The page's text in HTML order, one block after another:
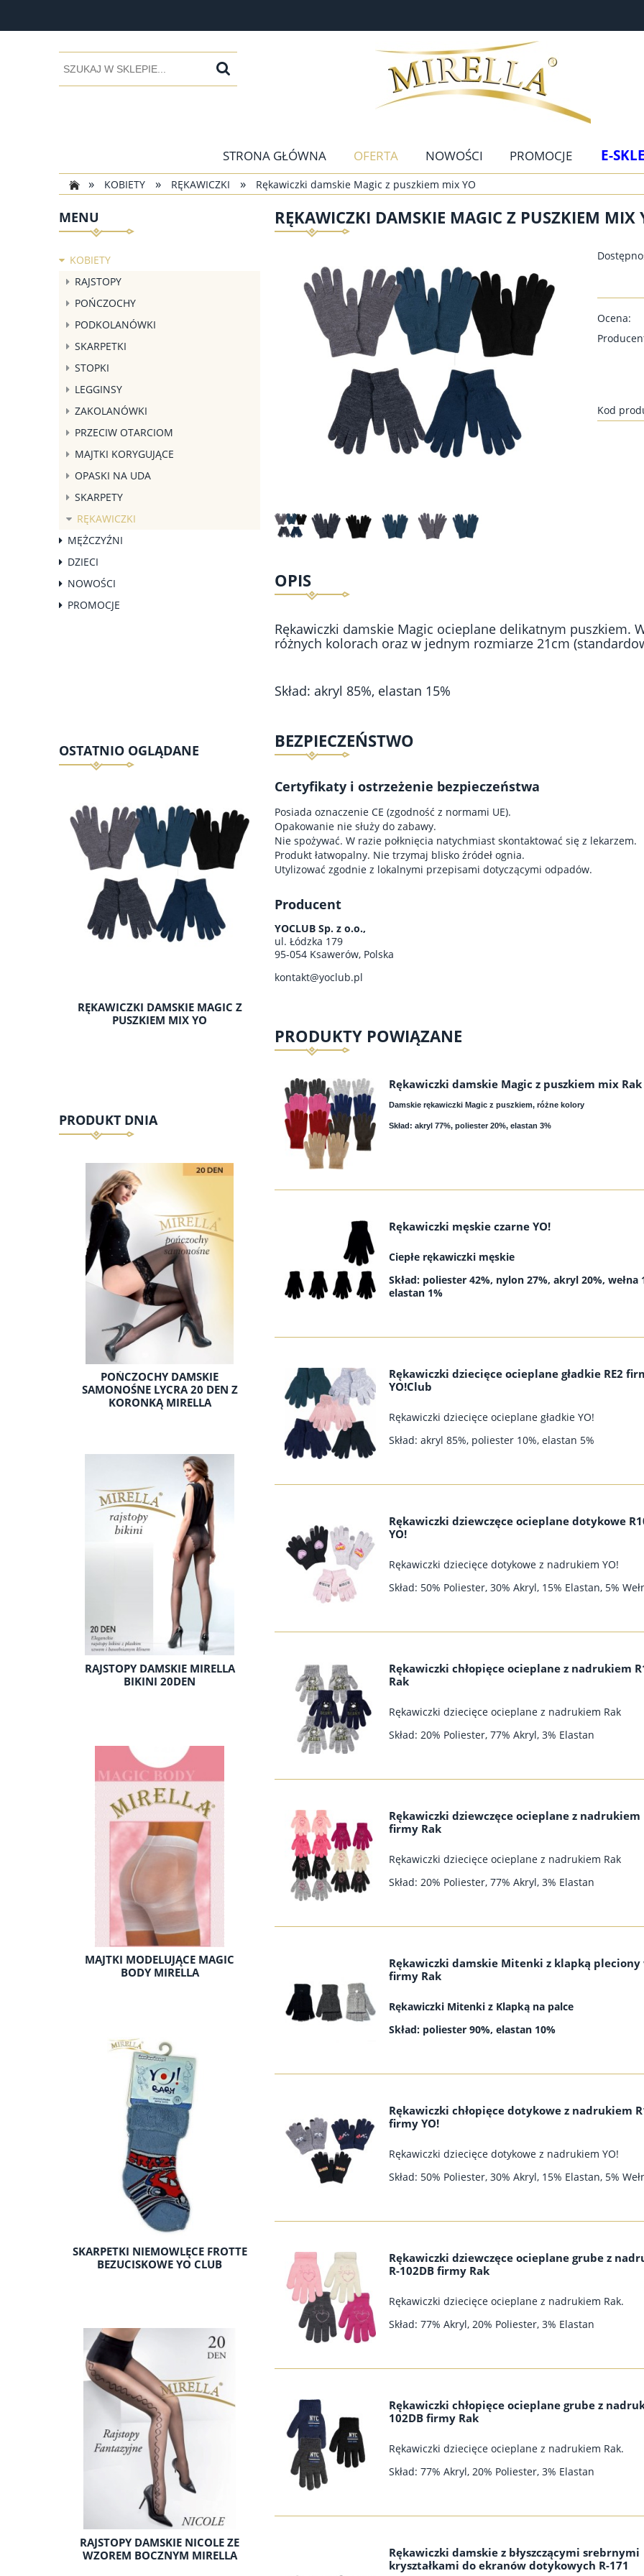
STRONA GŁÓWNA OFERTA NOWOŚCI PROMOCJE E-
» KOBIETY » RĘKAWICZKI » Rękawiczki damskie Magic z puszkiem mix YO
MENU
KOBIETY
RAJSTOPY
POŃCZOCHY
PODKOLANÓWKI
SKARPETKI
STOPKI
LEGGINSY
ZAKOLANÓWKI
PRZECIW OTARCIOM
MAJTKI KORYGUJĄCE
OPASKI NA UDA
SKARPETY
RĘKAWICZKI
MĘŻCZYŹNI
DZIECI
NOWOŚCI
PROMOCJE
OSTATNIO OGLĄDANE
RĘKAWICZKI DAMSKIE MAGIC Z
PUSZKIEM MIX YO
PRODUKT DNIA
POŃCZOCHY DAMSKIE
SAMONOŚNE LYCRA 20 DEN Z
KORONKĄ MIRELLA
RAJSTOPY DAMSKIE MIRELLA
BIKINI 20DEN
MAJTKI MODELUJĄCE MAGIC
BODY MIRELLA
SKARPETKI NIEMOWLĘCE FROTTE
BEZUCISKOWE YO CLUB
RAJSTOPY DAMSKIE NICOLE ZE
WZOREM BOCZNYM MIRELLA
RĘKAWICZKI DAMSKIE MAGIC Z PUSZKIEM MIX
Ocena:
Kod
OPIS
Rękawiczki damskie Magic ocieplane delikatnym puszkiem.
różnych kolorach oraz w jednym rozmiarze 21cm
Skład: akryl 85%, elastan 15%
BEZPIECZEŃSTWO
Certyfikaty i ostrzeżenie bezpieczeństwa
Posiada oznaczenie CE (zgodność z normami UE).
Opakowanie nie służy do zabawy.
Nie spożywać. W razie połknięcia natychmiast skontaktować się z lekarzem.
Produkt łatwopalny. Nie trzymaj blisko źródeł ognia.
Utylizować zgodnie z lokalnymi przepisami dotyczącymi odpadów.
Producent
YOCLUB Sp. z o.o.,
ul. Łódzka 179
95-054 Ksawerów, Polska
kontakt@yoclub.pl
PRODUKTY POWIĄZANE
Rękawiczki damskie Magic z puszkiem mix Rak
Damskie rękawiczki Magic z puszkiem, różne kolory
Skład: akryl 77%, poliester 20%, elastan 3%
Rękawiczki męskie czarne YO!
Ciepłe rękawiczki męskie
Skład: poliester 42%, nylon 27%, akryl 20%, wełna
elastan 1%
Rękawiczki dziecięce ocieplane gładkie RE2
YO!Club
Rękawiczki dziecięce ocieplane gładkie YO!
Skład: akryl 85%, poliester 10%, elastan 5%
Rękawiczki dziewczęce ocieplane dotykowe
YO!
Rękawiczki dziecięce dotykowe z nadrukiem YO!
Skład: 50% Poliester, 30% Akryl, 15% Elastan, 5%
Rękawiczki chłopięce ocieplane z nadrukiem
Rak
Rękawiczki dziecięce ocieplane z nadrukiem Rak
Skład: 20% Poliester, 77% Akryl, 3% Elastan
Rękawiczki dziewczęce ocieplane z nadrukiem
firmy Rak
Rękawiczki dziecięce ocieplane z nadrukiem Rak
Skład: 20% Poliester, 77% Akryl, 3% Elastan
Rękawiczki damskie Mitenki z klapką pleciony
firmy Rak
Rękawiczki Mitenki z Klapką na palce
Skład: poliester 90%, elastan 10%
Rękawiczki chłopięce dotykowe z nadrukiem
firmy YO!
Rękawiczki dziecięce dotykowe z nadrukiem YO!
Skład: 50% Poliester, 30% Akryl, 15% Elastan, 5%
Rękawiczki dziewczęce ocieplane grube z
R-102DB firmy Rak
Rękawiczki dziecięce ocieplane z nadrukiem Rak.
Skład: 77% Akryl, 20% Poliester, 3% Elastan
Rękawiczki chłopięce ocieplane grube z
102DB firmy Rak
Rękawiczki dziecięce ocieplane z nadrukiem Rak.
Skład: 77% Akryl, 20% Poliester, 3% Elastan
Rękawiczki damskie z błyszczącymi srebrnymi
kryształkami do ekranów dotykowych R-171